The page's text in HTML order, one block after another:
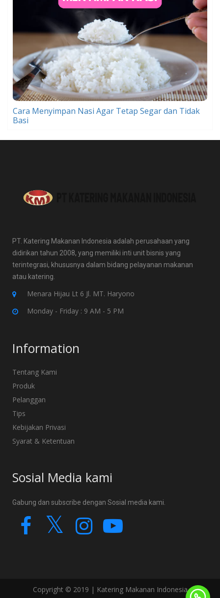
Cara Menyimpan Nasi Agar Tetap Segar dan Tidak
Basi
PT. Katering Makanan Indonesia adalah perusahaan yang
didirikan tahun 2008, yang memiliki inti unit bisnis yang
terintegrasi, khususnya dalam bidang pelayanan makanan
atau katering.
Menara Hijau Lt 6 Jl. MT. Haryono
Monday - Friday : 9 AM - 5 PM
Information
Tentang Kami
Produk
Pelanggan
Tips
Kebijakan Privasi
Syarat & Ketentuan
Sosial Media kami
Gabung dan subscribe dengan Sosial media kami.
Copyright © 2019 | Katering Makanan Indonesia